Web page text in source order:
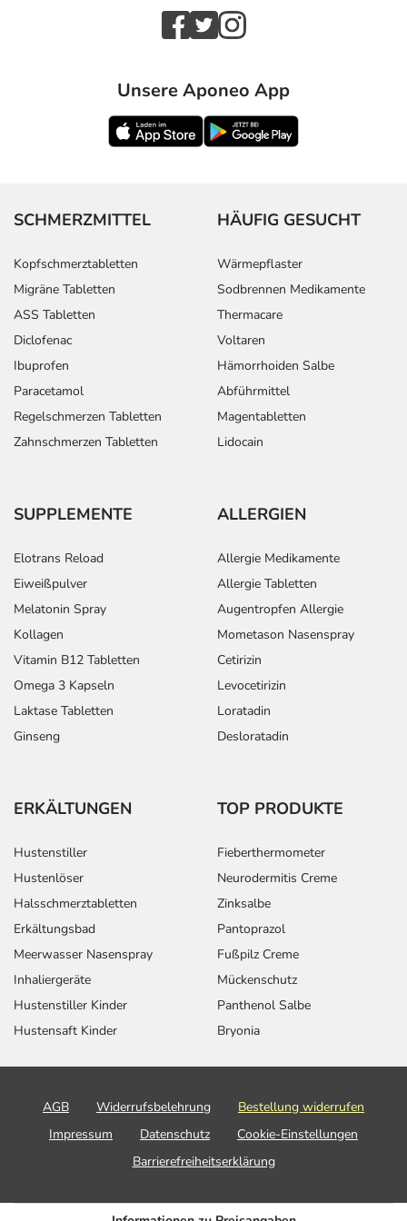
Unsere Aponeo App
SCHMERZMITTEL
Kopfschmerztabletten
Migräne Tabletten
ASS Tabletten
Diclofenac
Ibuprofen
Paracetamol
Regelschmerzen Tabletten
Zahnschmerzen Tabletten
HÄUFIG GESUCHT
Wärmepflaster
Sodbrennen Medikamente
Thermacare
Voltaren
Hämorrhoiden Salbe
Abführmittel
Magentabletten
Lidocain
SUPPLEMENTE
Elotrans Reload
Eiweißpulver
Melatonin Spray
Kollagen
Vitamin B12 Tabletten
Omega 3 Kapseln
Laktase Tabletten
Ginseng
ALLERGIEN
Allergie Medikamente
Allergie Tabletten
Augentropfen Allergie
Mometason Nasenspray
Cetirizin
Levocetirizin
Loratadin
Desloratadin
ERKÄLTUNGEN
Hustenstiller
Hustenlöser
Halsschmerztabletten
Erkältungsbad
Meerwasser Nasenspray
Inhaliergeräte
Hustenstiller Kinder
Hustensaft Kinder
TOP PRODUKTE
Fieberthermometer
Neurodermitis Creme
Zinksalbe
Pantoprazol
Fußpilz Creme
Mückenschutz
Panthenol Salbe
Bryonia
AGB Widerrufsbelehrung
Bestellung widerrufen
Impressum
Datenschutz
Cookie-Einstellungen
Barrierefreiheitserklärung